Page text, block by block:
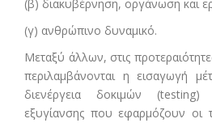
(β) διακυβέρνηση, οργάνωση και
(γ) ανθρώπινο δυναμικό.
Μεταξύ άλλων, στις
περιλαμβάνονται η εισαγωγή
διενέργεια δοκιμών
εξυγίανσης που εφαρμόζουν οι